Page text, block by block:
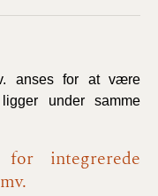
anses for at være
under samme
for integrerede